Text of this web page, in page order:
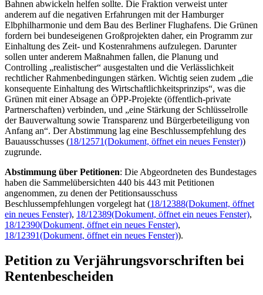
Bahnen abwickeln helfen sollte. Die Fraktion verweist unter
anderem auf die negativen Erfahrungen mit der Hamburger
Elbphilharmonie und dem Bau des Berliner Flughafens. Die Grünen
fordern bei bundeseigenen Großprojekten daher, ein Programm zur
Einhaltung des Zeit- und Kostenrahmens aufzulegen. Darunter
sollen unter anderem Maßnahmen fallen, die Planung und
Controlling „realistischer“ ausgestalten und die Verlässlichkeit
rechtlicher Rahmenbedingungen stärken. Wichtig seien zudem „die
konsequente Einhaltung des Wirtschaftlichkeitsprinzips“, was die
Grünen mit einer Absage an ÖPP-Projekte (öffentlich-private
Partnerschaften) verbinden, und „eine Stärkung der Schlüsselrolle
der Bauverwaltung sowie Transparenz und Bürgerbeteiligung von
Anfang an“. Der Abstimmung lag eine Beschlussempfehlung des
Bauausschusses (18/12571(Dokument, öffnet ein neues Fenster))
zugrunde.
Abstimmung über Petitionen: Die Abgeordneten des Bundestages
haben die Sammelübersichten 440 bis 443 mit Petitionen
angenommen, zu denen der Petitionsausschuss
Beschlussempfehlungen vorgelegt hat (18/12388(Dokument, öffnet
ein neues Fenster), 18/12389(Dokument, öffnet ein neues Fenster),
18/12390(Dokument, öffnet ein neues Fenster),
18/12391(Dokument, öffnet ein neues Fenster)).
Petition zu Verjährungsvorschriften bei
Rentenbescheiden